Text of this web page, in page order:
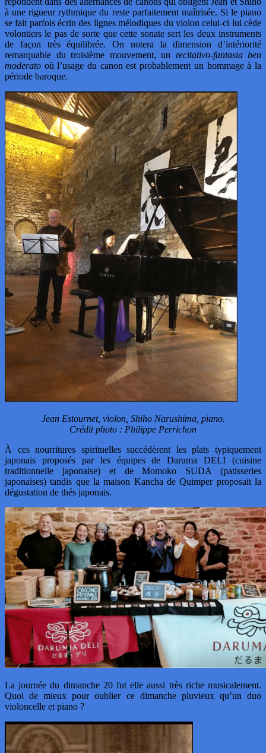
à une rigueur rythmique du reste parfaitement maîtrisée. Si le piano
se fait parfois écrin des lignes mélodiques du violon celui-ci lui cède
volontiers le pas de sorte que cette sonate sert les deux instruments
de façon très équilibrée. On notera la dimension d’intériorité
remarquable du troisième mouvement, un recitativo-fantasia ben
moderato où l’usage du canon est probablement un hommage à la
période baroque.
Jean Estournet, violon, Shiho Narushima, piano.
Crédit photo : Philippe Perrichon
À ces nourritures spirituelles succédèrent les plats typiquement
japonais proposés par les équipes de Daruma DELI (cuisine
traditionnelle japonaise) et de Momoko SUDA (patisseries
japonaises) tandis que la maison Kancha de Quimper proposait la
dégustation de thés japonais.
La journée du dimanche 20 fut elle aussi très riche musicalement.
Quoi de mieux pour oublier ce dimanche pluvieux qu’un duo
violoncelle et piano ?